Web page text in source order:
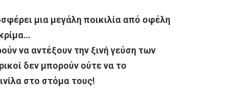
μια μεγάλη ποικιλία από οφέλη
να αντέξουν την ξινή γεύση των
δεν μπορούν ούτε να το
στο στόμα τους!